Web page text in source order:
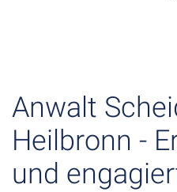
Anwalt
Heilbronn -
und